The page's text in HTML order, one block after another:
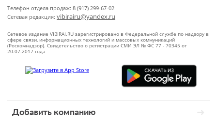
Телефон отдела продаж: 8 (917) 299-67-02
Сетевая редакция: vibirairu@yandex.ru
Сетевое издание VIBIRAI.RU зарегистрировано в Федеральной службе по надзору в
сфере связи, информационных технологий и массовых коммуникаций
(Роскомнадзор). Свидетельство о регистрации СМИ ЭЛ № ФС 77 - 70345 от
20.07.2017 года
Добавить компанию